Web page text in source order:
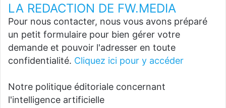
LA REDACTION DE FW.MEDIA
Pour nous contacter, nous vous avons préparé
un petit formulaire pour bien gérer votre
demande et pouvoir l'adresser en toute
confidentialité. Cliquez ici pour y accéder
Notre politique éditoriale concernant
l'intelligence artificielle